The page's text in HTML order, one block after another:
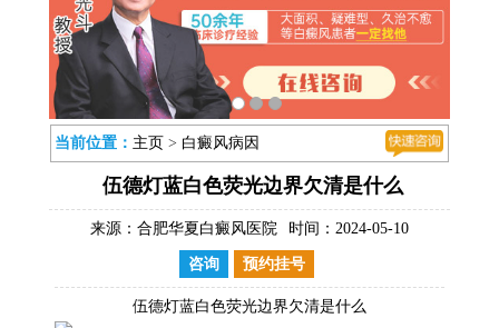
当前位置： 主页 > 白癜风病因
伍德灯蓝白色荧光边界欠清是什么
来源： 合肥华夏白癜风医院 时间：2024-05-10
咨询 预约挂号
伍德灯蓝白色荧光边界欠清是什么